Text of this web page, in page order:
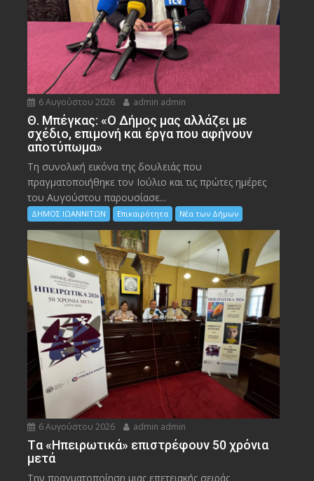
6 Αυγούστου 2026 admin admin
Θ. Μπέγκας: «Ο Δήμος μας αλλάζει με
σχέδιο, επιμονή και έργα που αφήνουν
αποτύπωμα»
Τη συνολική εικόνα της δουλειάς που
πραγματοποιήθηκε τον Ιούλιο και τις πρώτες ημέρες
του Αυγούστου παρουσίασε...
ΔΗΜΟΣ ΙΩΑΝΝΙΤΩΝ Επικαιρότητα Νέα των Δήμων
6 Αυγούστου 2026 admin admin
Tα «Ηπειρωτικά» επιστρέφουν 50 χρόνια
μετά
Την πραγματοποίηση μιας επετειακής σειράς